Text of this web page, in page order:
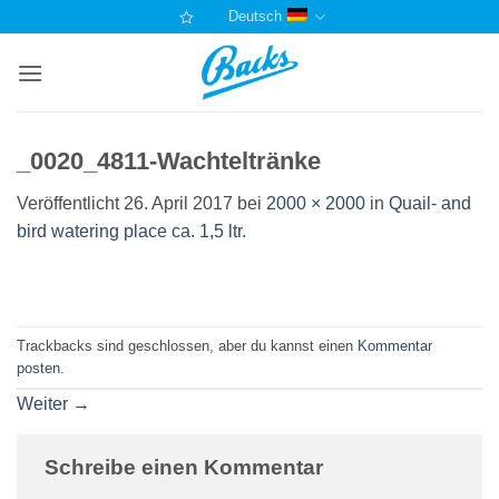
springen
Deutsch
_0020_4811-Wachteltränke
Veröffentlicht 26. April 2017 bei 2000 × 2000 in Quail- and
bird watering place ca. 1,5 ltr.
Trackbacks sind geschlossen, aber du kannst einen Kommentar
posten
Weiter →
Schreibe einen Kommentar